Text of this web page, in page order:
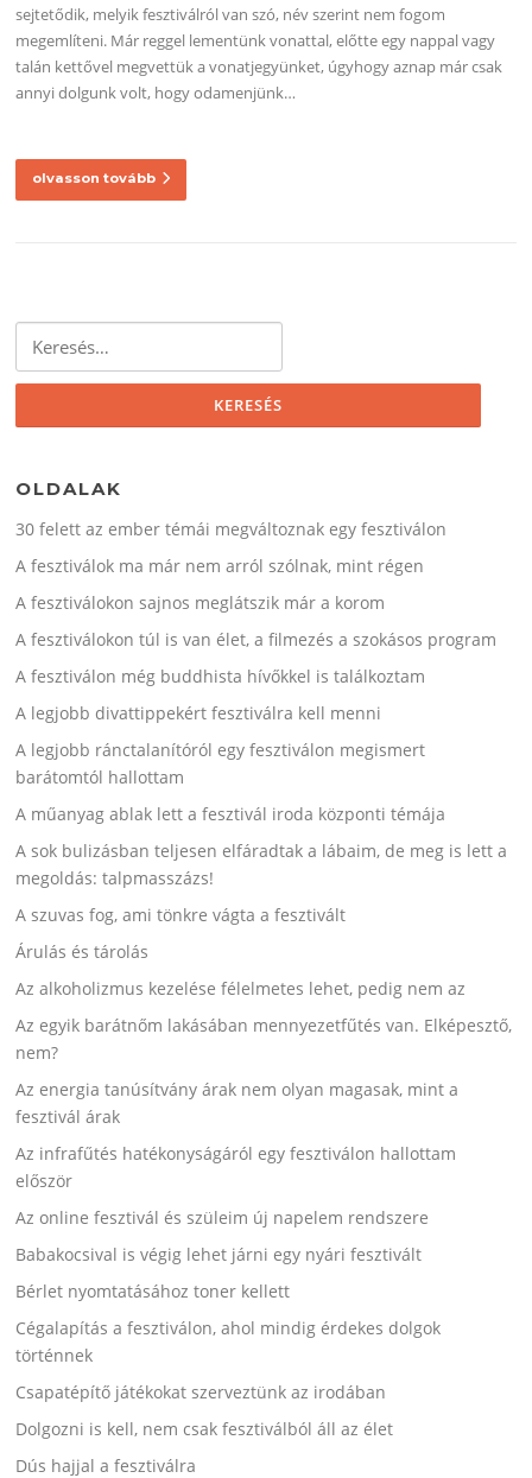
sejtetődik, melyik fesztiválról van szó, név szerint nem fogom
megemlíteni. Már reggel lementünk vonattal, előtte egy nappal vagy
talán kettővel megvettük a vonatjegyünket, úgyhogy aznap már csak
annyi dolgunk volt, hogy odamenjünk…
olvasson tovább
OLDALAK
30 felett az ember témái megváltoznak egy fesztiválon
A fesztiválok ma már nem arról szólnak, mint régen
A fesztiválokon sajnos meglátszik már a korom
A fesztiválokon túl is van élet, a filmezés a szokásos program
A fesztiválon még buddhista hívőkkel is találkoztam
A legjobb divattippekért fesztiválra kell menni
A legjobb ránctalanítóról egy fesztiválon megismert
barátomtól hallottam
A műanyag ablak lett a fesztivál iroda központi témája
A sok bulizásban teljesen elfáradtak a lábaim, de meg is lett a
megoldás: talpmasszázs!
A szuvas fog, ami tönkre vágta a fesztivált
Árulás és tárolás
Az alkoholizmus kezelése félelmetes lehet, pedig nem az
Az egyik barátnőm lakásában mennyezetfűtés van. Elképesztő,
nem?
Az energia tanúsítvány árak nem olyan magasak, mint a
fesztivál árak
Az infrafűtés hatékonyságáról egy fesztiválon hallottam
először
Az online fesztivál és szüleim új napelem rendszere
Babakocsival is végig lehet járni egy nyári fesztivált
Bérlet nyomtatásához toner kellett
Cégalapítás a fesztiválon, ahol mindig érdekes dolgok
történnek
Csapatépítő játékokat szerveztünk az irodában
Dolgozni is kell, nem csak fesztiválból áll az élet
Dús hajjal a fesztiválra